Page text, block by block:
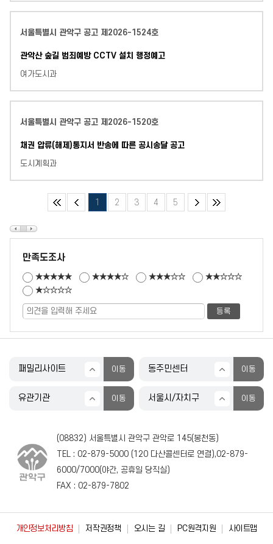
서울특별시 관악구 공고 제2026-1524호
관악산 숲길 범죄예방 CCTV 설치 행정예고
여가도시과
서울특별시 관악구 공고 제2026-1520호
채권 압류(해제)통지서 반송에 따른 공시송달 공고
도시계획과
1 2 3 4 5
만족도조사
★★★★★ ★★★★☆ ★★★☆☆
★★☆☆☆
★☆☆☆☆
(08832) 서울특별시 관악구 관악로 145(봉천동)
TEL : 02-879-5000(120다산콜센터로 연결),02-879-
6000/ 7000(야간, 공휴일 당직실)
FAX : 02-879-7802
개인정보처리방침 저작권정책 오시는 길 PC원격지원 사이트맵